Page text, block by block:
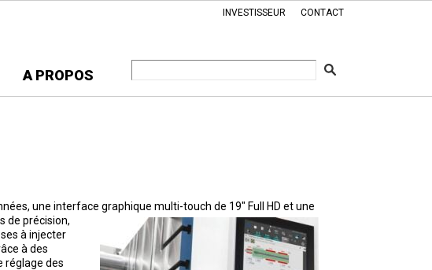
INVESTISSEUR CONTACT
A PROPOS
une interface graphique multi-touch de 19″ Full HD et une
de précision,
à injecter
à des
réglage des